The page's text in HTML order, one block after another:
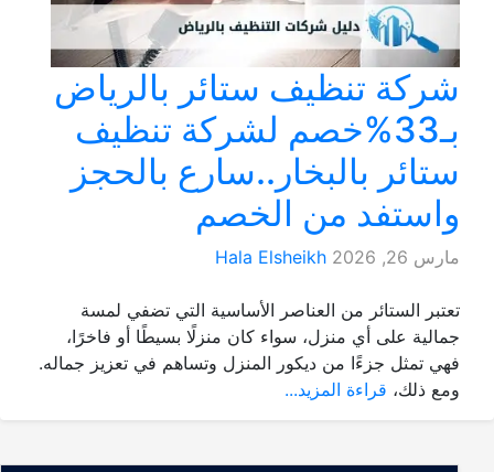
شركة تنظيف ستائر بالرياض
بـ33%خصم لشركة تنظيف
ستائر بالبخار..سارع بالحجز
واستفد من الخصم
مارس 26, 2026 Hala Elsheikh
تعتبر الستائر من العناصر الأساسية التي تضفي لمسة
جمالية على أي منزل، سواء كان منزلًا بسيطًا أو فاخرًا،
فهي تمثل جزءًا من ديكور المنزل وتساهم في تعزيز جماله.
ومع ذلك، قراءة المزيد...